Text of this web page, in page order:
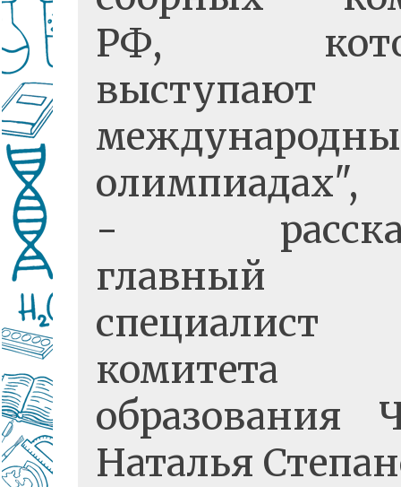
РФ,
олимпиадах",
-
главный
специалист
комитета
образования
Наталья